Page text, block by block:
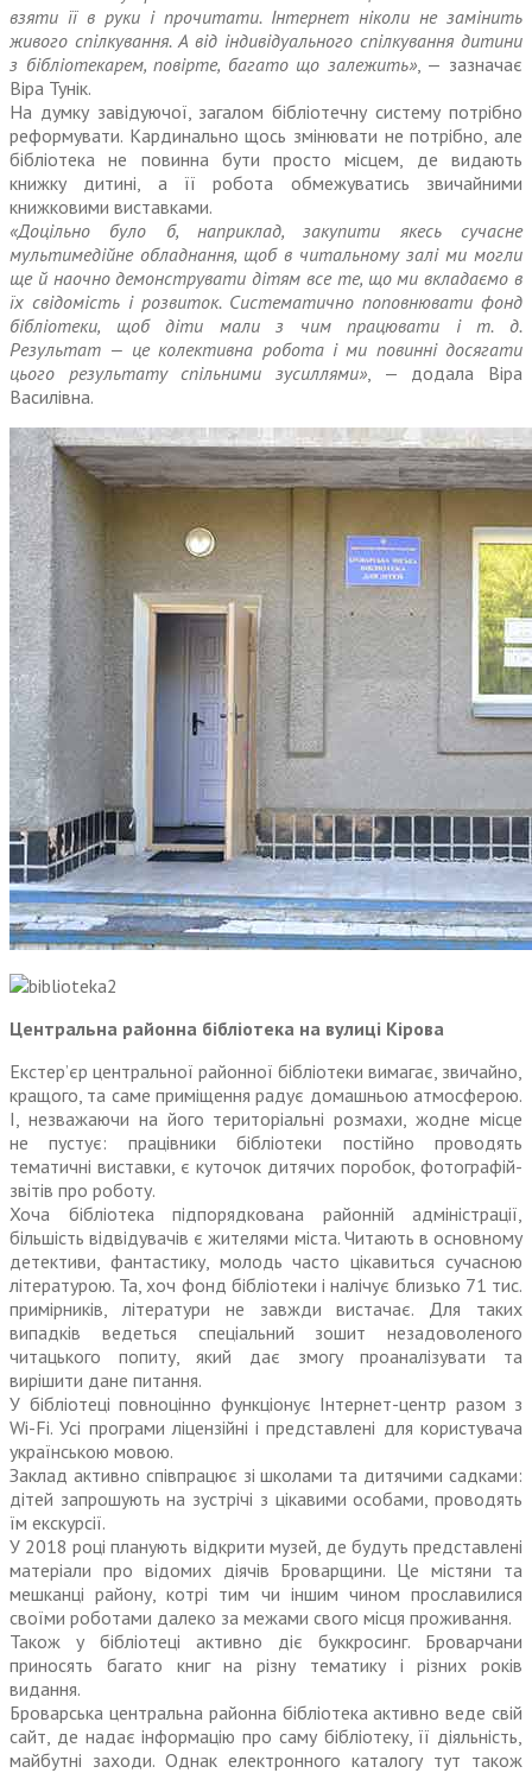
взяти її в руки і прочитати. Інтернет ніколи не замінить
живого спілкування. А від індивідуального спілкування дитини
з бібліотекарем, повірте, багато що залежить», — зазначає
Віра Тунік.
На думку завідуючої, загалом бібліотечну систему потрібно
реформувати. Кардинально щось змінювати не потрібно, але
бібліотека не повинна бути просто місцем, де видають
книжку дитині, а її робота обмежуватись звичайними
книжковими виставками.
«Доцільно було б, наприклад, закупити якесь сучасне
мультимедійне обладнання, щоб в читальному залі ми могли
ще й наочно демонструвати дітям все те, що ми вкладаємо в
їх свідомість і розвиток. Систематично поповнювати фонд
бібліо­теки, щоб діти мали з чим працювати і т. д.
Результат — це колективна робота і ми повинні досягати
цього результату спільними зусиллями», — додала Віра
Василівна.
Центральна районна бібліотека на вулиці Кірова
Екстер’єр центральної районної бібліотеки вимагає, звичайно,
кращого, та саме приміщення радує домашньою атмосферою.
І, незважаючи на його територіальні розмахи, жодне місце
не пустує: працівники бібліотеки постійно проводять
тематичні виставки, є куточок дитячих поробок, фотографій-
звітів про роботу.
Хоча бібліотека підпорядкована районній адміністрації,
більшість відвідувачів є жителями міста. Читають в основному
детективи, фантастику, молодь часто цікавиться сучасною
літературою. Та, хоч фонд бібліотеки і налічує близько 71 тис.
примірників, літератури не завжди вистачає. Для таких
випадків ведеться спеціальний зошит незадоволеного
читацького попиту, який дає змогу проаналізувати та
вирішити дане питання.
У бібліотеці повноцінно функціонує Інтернет-центр разом з
Wi-Fi. Усі програми ліцензійні і представлені для користувача
українською мовою.
Заклад активно співпрацює зі школами та дитячими садками:
дітей запрошують на зустрічі з цікавими особами, проводять
їм екскурсії.
У 2018 році планують відкрити музей, де будуть представлені
матеріали про відомих діячів Броварщини. Це містяни та
мешканці району, котрі тим чи іншим чином прославилися
своїми роботами далеко за межами свого місця проживання.
Також у бібліотеці активно діє буккросинг. Броварчани
приносять багато книг на різну тематику і різних років
видання.
Броварська центральна районна бібліотека активно веде свій
сайт, де надає інформацію про саму бібліотеку, її діяльність,
майбутні заходи. Однак електрон­ного каталогу тут також